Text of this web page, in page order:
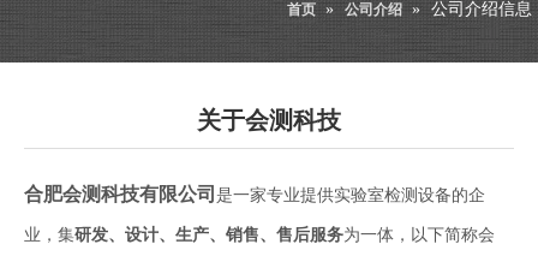
首页 » 公司介绍 » 公司介绍信息
关于会测科技
合肥会测科技有限公司 是一家专业提供实验室检测设备的企
业，集研发、设计、生产、销售、售后服务为一体，以下简称会